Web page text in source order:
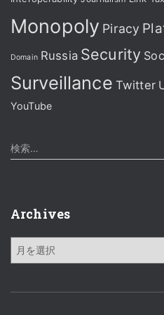
Monopoly Piracy
Domain Russia Security
Surveillance Twitter
YouTube
検
索
検索…
Archives
h